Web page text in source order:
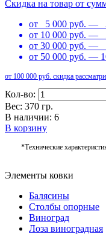
Скидка на товар от
от 5 000 руб. —
от 10 000 руб. —
от 30 000 руб. —
от 50 000 руб. —
от 100 000 руб. скидка
Кол-во:
Вес: 370 гр.
В наличии: 6
В корзину
*Технические
Элементы ковки
Балясины
Столбы опорные
Виноград
Лоза виноградная